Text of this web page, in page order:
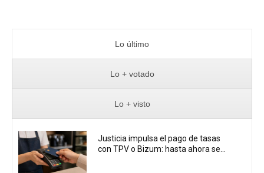
Lo último
Lo + votado
Lo + visto
Justicia impulsa el pago de tasas
con TPV o Bizum: hasta ahora se...